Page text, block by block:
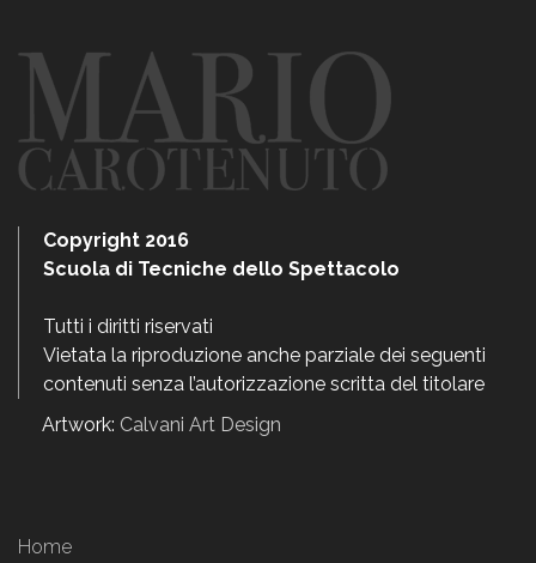
Copyright 2016
Scuola di Tecniche dello Spettacolo
Tutti i diritti riservati
Vietata la riproduzione anche parziale dei seguenti
contenuti senza l’autorizzazione scritta del titolare
Artwork: Calvani Art Design
Home